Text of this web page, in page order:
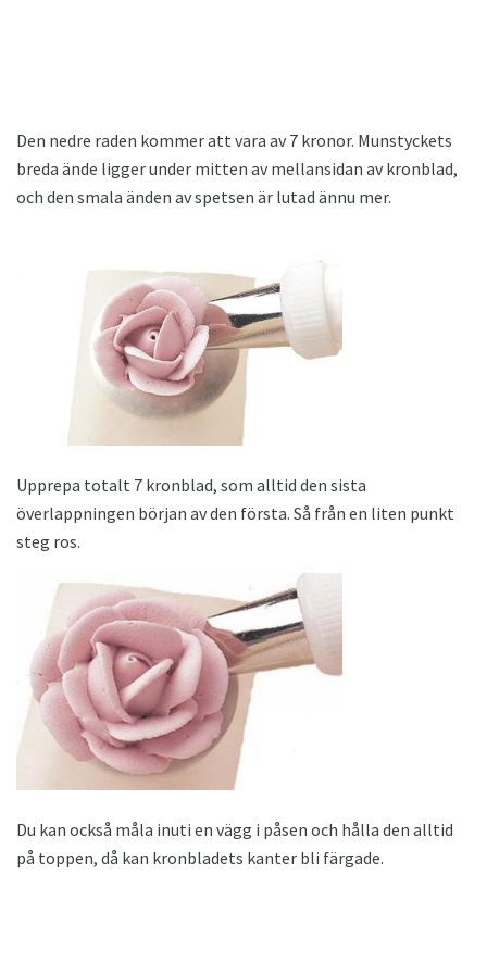
Den nedre raden kommer att vara av 7 kronor. Munstyckets
breda ände ligger under mitten av mellansidan av kronblad,
och den smala änden av spetsen är lutad ännu mer.
Upprepa totalt 7 kronblad, som alltid den sista
överlappningen början av den första. Så från en liten punkt
steg ros.
Du kan också måla inuti en vägg i påsen och hålla den alltid
på toppen, då kan kronbladets kanter bli färgade.